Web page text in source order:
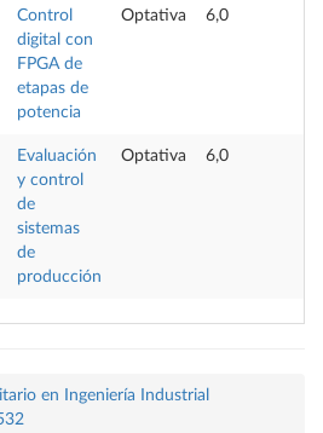
Control
digital con
FPGA de
etapas de
potencia
Optativa 6,0
Evaluación
y control
de
sistemas
de
producción
Optativa 6,0
en Ingeniería Industrial